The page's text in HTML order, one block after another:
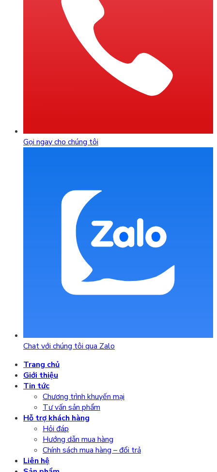
Gọi ngay cho chúng tôi
Chat với chúng tôi qua Zalo
Trang chủ
Giới thiệu
Tin tức
Chương trình khuyến mại
Tư vấn sản phẩm
Hỗ trợ khách hàng
Hỏi đáp
Hướng dẫn mua hàng
Chính sách mua hàng – đổi trả
Liên hệ